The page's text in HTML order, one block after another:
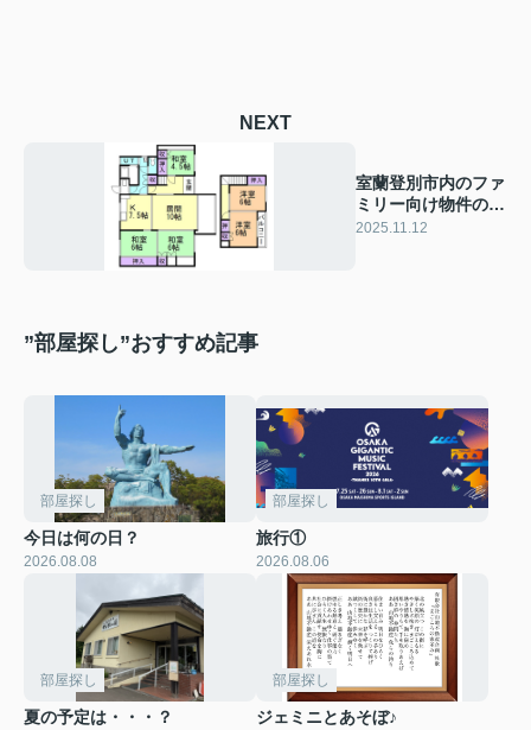
NEXT
室蘭登別市内のファ
ミリー向け物件のご
紹介★
2025.11.12
”部屋探し”おすすめ記事
部屋探し
今日は何の日？
2026.08.08
部屋探し
旅行①
2026.08.06
部屋探し
夏の予定は・・・？
部屋探し
ジェミニとあそぼ♪